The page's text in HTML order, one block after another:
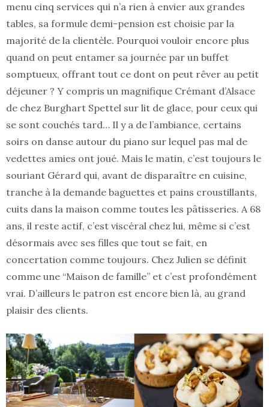
menu cinq services qui n’a rien à envier aux grandes
tables, sa formule demi-pension est choisie par la
majorité de la clientèle. Pourquoi vouloir encore plus
quand on peut entamer sa journée par un buffet
somptueux, offrant tout ce dont on peut rêver au petit
déjeuner ? Y compris un magnifique Crémant d’Alsace
de chez Burghart Spettel sur lit de glace, pour ceux qui
se sont couchés tard… Il y a de l’ambiance, certains
soirs on danse autour du piano sur lequel pas mal de
vedettes amies ont joué. Mais le matin, c’est toujours le
souriant Gérard qui, avant de disparaître en cuisine,
tranche à la demande baguettes et pains croustillants,
cuits dans la maison comme toutes les pâtisseries. A 68
ans, il reste actif, c’est viscéral chez lui, même si c’est
désormais avec ses filles que tout se fait, en
concertation comme toujours. Chez Julien se définit
comme une “Maison de famille” et c’est profondément
vrai. D’ailleurs le patron est encore bien là, au grand
plaisir des clients.